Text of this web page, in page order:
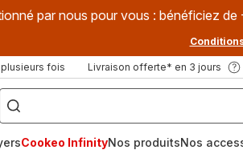
par nous pour vous : bénéficiez
fois Livraison offerte* en 3 jours
recherchez-
vous
?",
fryer",Cookeo InfinityNos produitsNos